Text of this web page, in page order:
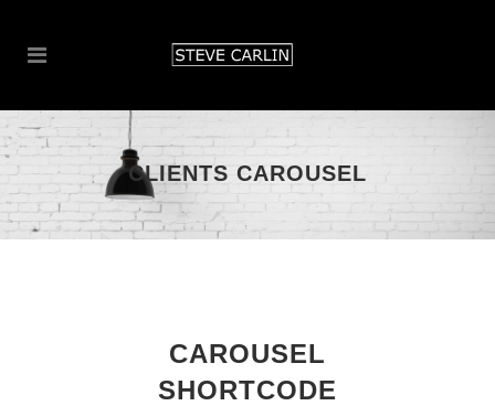
CLIENTS CAROUSEL
CAROUSEL
SHORTCODE